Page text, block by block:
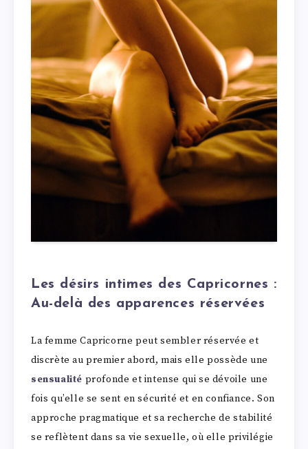
Les désirs intimes des Capricornes :
Au-delà des apparences réservées
La femme Capricorne peut sembler réservée et
discrète au premier abord, mais elle possède une
sensualité profonde et intense qui se dévoile une
fois qu’elle se sent en sécurité et en confiance. Son
approche pragmatique et sa recherche de stabilité
se reflètent dans sa vie sexuelle, où elle privilégie